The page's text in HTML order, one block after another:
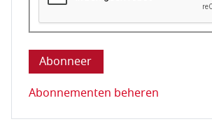
Deze vraag is om te
Abonnementen beheren